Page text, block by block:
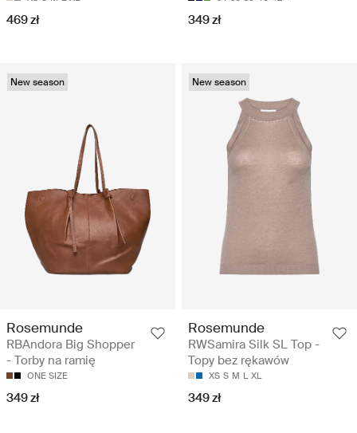
469 zł 349 zł
New season
Rosemunde
RBAndora Big Shopper
- Torby na ramię
ONE SIZE
349 zł
New season
Rosemunde
RWSamira Silk SL Top -
Topy bez rękawów
XS S M L XL
349 zł